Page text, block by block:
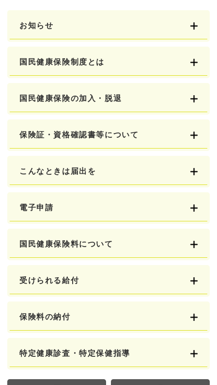
お知らせ
国民健康保険制度とは
国民健康保険の加入・脱退
保険証・資格確認書等について
こんなときは届出を
電子申請
国民健康保険料について
受けられる給付
保険料の納付
特定健康診査・特定保健指導